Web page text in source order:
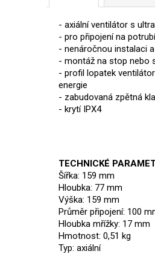
- axiální ventilátor s
- pro připojení na
- nenáročnou instalaci
- montáž na stop nebo
- profil lopatek
energie
- zabudovaná zpětná
- krytí IPX4
TECHNICKÉ
Šířka: 159 mm
Hloubka: 77 mm
Výška: 159 mm
Průměr připojení: 100
Hloubka mřížky: 17 mm
Hmotnost: 0,51 kg
Typ: axiální